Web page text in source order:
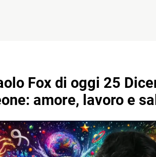
Fox di oggi 25
amore, lavoro e